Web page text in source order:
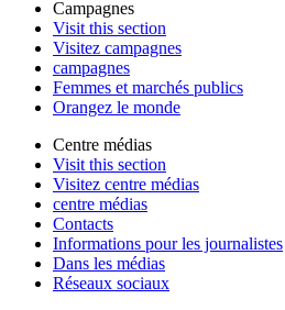
Campagnes
Visit this section
Visitez campagnes
campagnes
Femmes et marchés publics
Orangez le monde
Centre médias
Visit this section
Visitez centre médias
centre médias
Contacts
Informations pour les journalistes
Dans les médias
Réseaux sociaux